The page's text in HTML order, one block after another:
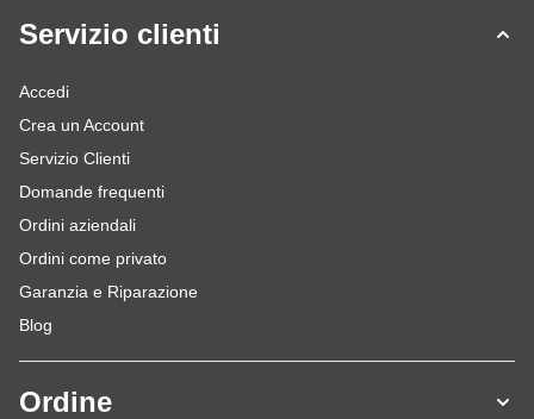
Servizio clienti
Accedi
Crea un Account
Servizio Clienti
Domande frequenti
Ordini aziendali
Ordini come privato
Garanzia e Riparazione
Blog
Ordine